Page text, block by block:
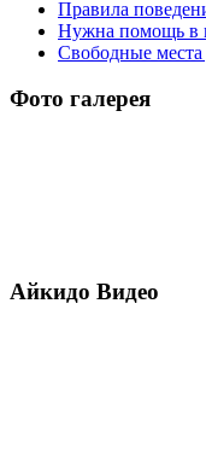
Правила
Нужна помощь в
Свободные места
Фото галерея
Айкидо Видео